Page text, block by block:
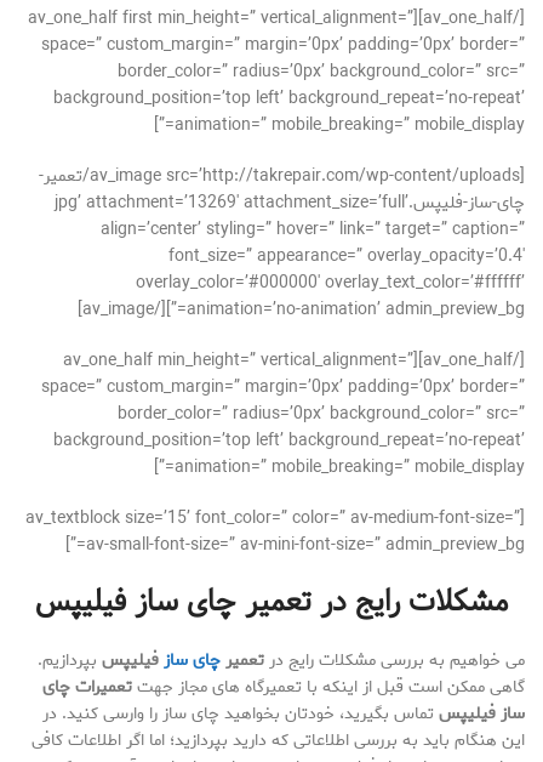
[/av_one_half][av_one_half first min_height=” vertical_alignment=”
space=” custom_margin=” margin=’0px’ padding=’0px’ border=”
border_color=” radius=’0px’ background_color=” src=”
background_position=’top left’ background_repeat=’no-repeat’
animation=” mobile_breaking=” mobile_display=”]
[av_image src=’http://takrepair.com/wp-content/uploads/تعمیر-
چای-ساز-فلیپس.jpg’ attachment=’13269′ attachment_size=’full’
align=’center’ styling=” hover=” link=” target=” caption=”
font_size=” appearance=” overlay_opacity=’0.4′
overlay_color=’#000000′ overlay_text_color=’#ffffff’
animation=’no-animation’ admin_preview_bg=”][/av_image]
[/av_one_half][av_one_half min_height=” vertical_alignment=”
space=” custom_margin=” margin=’0px’ padding=’0px’ border=”
border_color=” radius=’0px’ background_color=” src=”
background_position=’top left’ background_repeat=’no-repeat’
animation=” mobile_breaking=” mobile_display=”]
[av_textblock size=’15’ font_color=” color=” av-medium-font-size=”
av-small-font-size=” av-mini-font-size=” admin_preview_bg=”]
مشکلات رایج در تعمیر چای ساز فیلیپس
می خواهیم به بررسی مشکلات رایج درتعمیرچای سازفیلیپس بپردازیم.
گاهی ممکن است قبل از اینکه با تعمیرگاه های مجاز جهتتعمیرات چای
ساز فیلیپس تماس بگیرید، خودتان بخواهید چای ساز را وارسی کنید. در
این هنگام باید به بررسی اطلاعاتی که دارید بپردازید؛ اما اگر اطلاعات کافی